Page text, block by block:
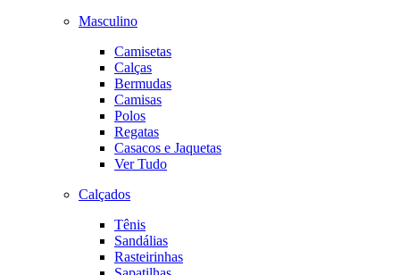
Masculino
Camisetas
Calças
Bermudas
Camisas
Polos
Regatas
Casacos e Jaquetas
Ver Tudo
Calçados
Tênis
Sandálias
Rasteirinhas